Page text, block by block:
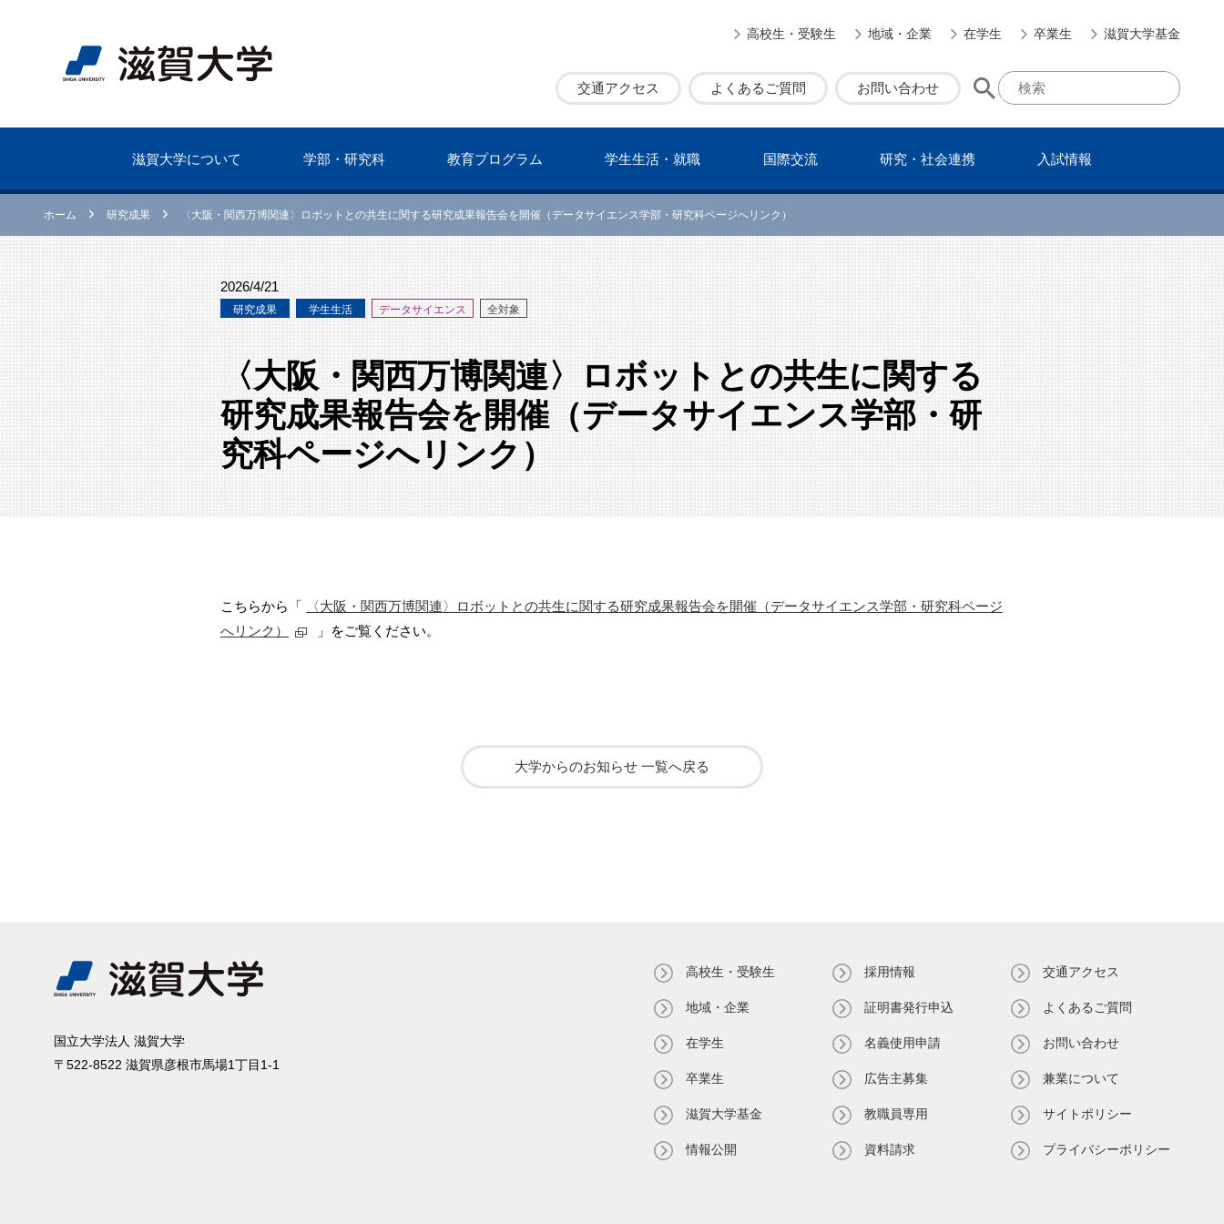
高校生・受験生 地域・企業 在学生 卒業生 滋賀大学基金
交通アクセス よくあるご質問 お問い合わせ
滋賀⼤学について 学部・研究科 教育プログラム 学⽣⽣活・就職 国際交流 研究・社会連携 ⼊試情報
ホーム 研究成果 〈大阪・関西万博関連〉ロボットとの共生に関する研究成果報告会を開催（データサイエンス学部・研究科ページへリンク）
2026/4/21
研究成果 学⽣生活 データサイエンス 全対象
〈大阪・関西万博関連〉ロボットとの共生に関する
研究成果報告会を開催（データサイエンス学部・研
究科ページへリンク）
こちらから「
〈大阪・関西万博関連〉ロボットとの共生に関する研究成果報告会を開催（データサイエンス学部・研究科ページ
へリンク）
」をご覧ください。
大学からのお知らせ 一覧へ戻る
国⽴⼤学法⼈ 滋賀⼤学
〒522-8522 滋賀県彦根市⾺場1丁⽬1-1
高校生・受験生
地域・企業
在学生
卒業生
滋賀大学基金
情報公開
採用情報
証明書発⾏申込
名義使⽤申請
広告主募集
教職員専⽤
資料請求
交通アクセス
よくあるご質問
お問い合わせ
兼業について
サイトポリシー
プライバシーポリシー